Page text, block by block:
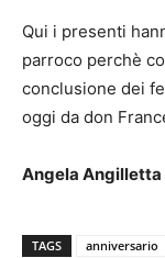
Qui i presenti
parroco perchè
conclusione dei
oggi da don
Angela Angilletta
TAGS anniversario